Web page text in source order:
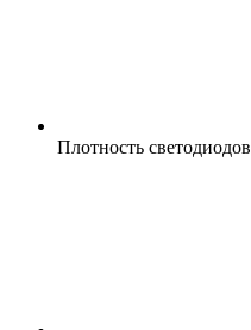
Плотность светодиодов